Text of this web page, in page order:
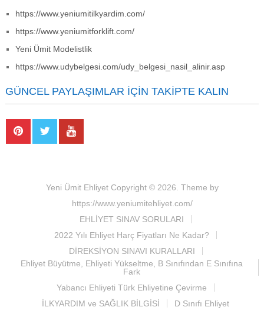
https://www.yeniumitilkyardim.com/
https://www.yeniumitforklift.com/
Yeni Ümit Modelistlik
https://www.udybelgesi.com/udy_belgesi_nasil_alinir.asp
GÜNCEL PAYLAŞIMLAR İÇIN TAKIPTE KALIN
Yeni Ümit EhliyetCopyright © 2026. Theme by
https://www.yeniumitehliyet.com/
EHLİYET SINAV SORULARI
2022 Yılı Ehliyet Harç Fiyatları Ne Kadar?
DİREKSİYON SINAVI KURALLARI
Ehliyet Büyütme, Ehliyeti Yükseltme, B Sınıfından E Sınıfına
Fark
Yabancı Ehliyeti Türk Ehliyetine Çevirme
İLKYARDIM ve SAĞLIK BİLGİSİ
D Sınıfı Ehliyet